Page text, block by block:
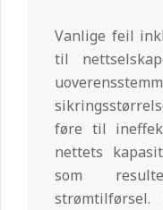
Vanlige feil
til
føre til
nettets
som
strømtilførsel.